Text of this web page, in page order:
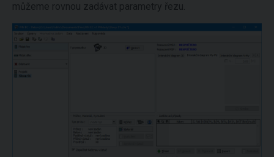
můžeme rovnou zadávat parametry řezu.